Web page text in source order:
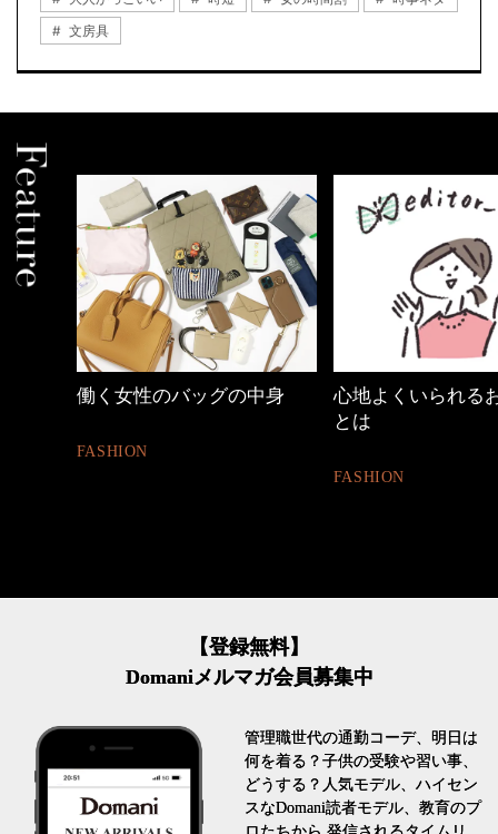
文房具
心地よくいられるおしゃれ
40代の小顔メイク
【登録無料】
Domaniメルマガ会員募集中
管理職世代の通勤コーデ、明日は
何を着る？子供の受験や習い事、
どうする？人気モデル、ハイセン
スなDomani読者モデル、教育のプ